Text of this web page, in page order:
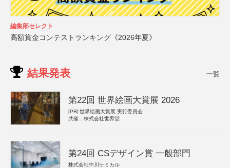
編集部セレクト
高額賞金コンテストランキング《2026年夏》
結果発表 一覧
第22回 世界絵画大賞展 2026
[PR] 世界絵画大賞展 実行委員会
共催：株式会社世界堂
第24回 CSデザイン賞 一般部門
株式会社中川ケミカル